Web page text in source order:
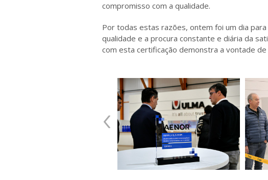
compromisso com a qualidade.
Por todas estas razões, ontem foi um dia
qualidade e a procura constante e diária da
com esta certificação demonstra a vontade
‹